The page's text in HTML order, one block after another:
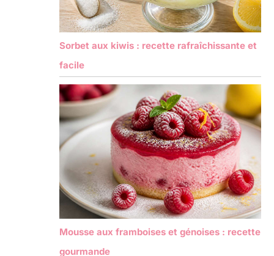
Sorbet aux kiwis : recette rafraîchissante et
facile
Mousse aux framboises et génoises : recette
gourmande